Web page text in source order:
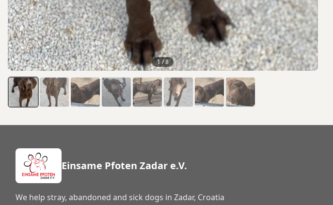
1 /8
Einsame Pfoten Zadar e.V.
We help stray, abandoned and sick dogs in Zadar, Croatia